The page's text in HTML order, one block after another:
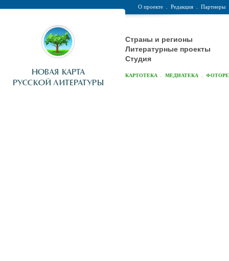
О проекте Редакция Партнеры
Страны и регионы
Литературные проекты
Студия
КАРТОТЕКА МЕДИАТЕКА